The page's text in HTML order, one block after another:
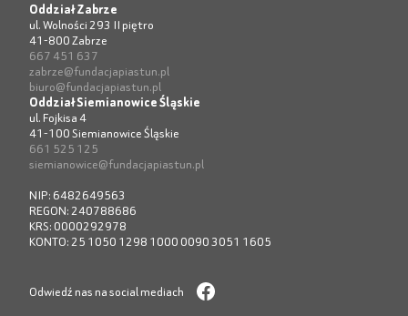
Oddział Zabrze
ul. Wolności 293 II piętro
41-800 Zabrze
667 451 637
zabrze@fundacjapiastun.pl
biuro@fundacjapiastun.pl
Oddział Siemianowice Śląskie
ul. Fojkisa 4
41-100 Siemianowice Śląskie
661 525 125
siemianowice@fundacjapiastun.pl
NIP: 6482649563
REGON: 240788686
KRS: 0000292978
KONTO: 25 1050 1298 1000 0090 3051 1605
Odwiedź nas na social mediach